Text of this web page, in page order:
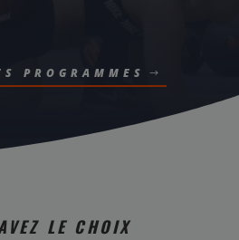
PROGRAMMES
LE CHOIX